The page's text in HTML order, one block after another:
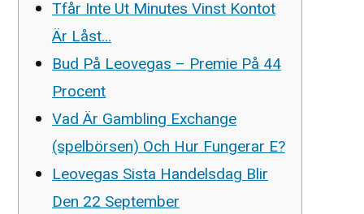
Tfår Inte Ut Minutes Vinst Kontot
Är Låst…
Bud På Leovegas – Premie På 44
Procent
Vad Är Gambling Exchange
(spelbörsen) Och Hur Fungerar E?
Leovegas Sista Handelsdag Blir
Den 22 September